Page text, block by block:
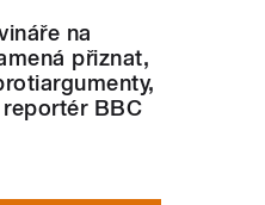
na
přiznat,
BBC